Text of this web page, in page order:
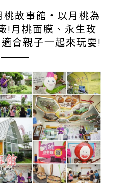
桃故事館‧以月桃為
!月桃面膜、永生玫
合親子一起來玩耍!